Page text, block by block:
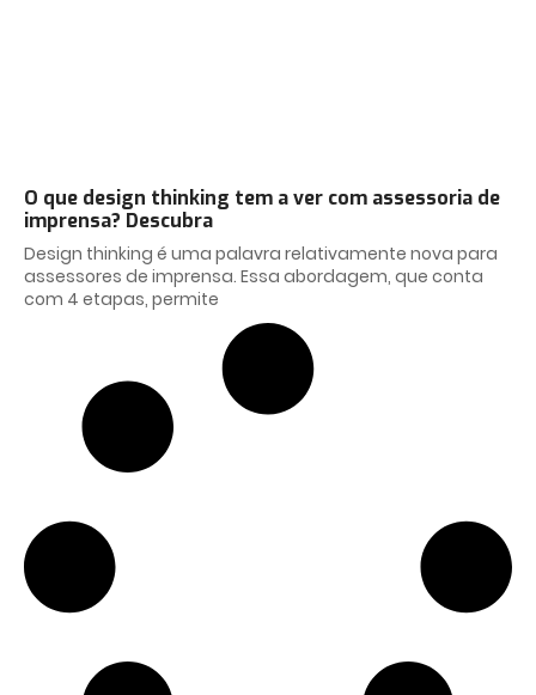
O que design thinking tem a ver com assessoria de
imprensa? Descubra
Design thinking é uma palavra relativamente nova para
assessores de imprensa. Essa abordagem, que conta
com 4 etapas, permite